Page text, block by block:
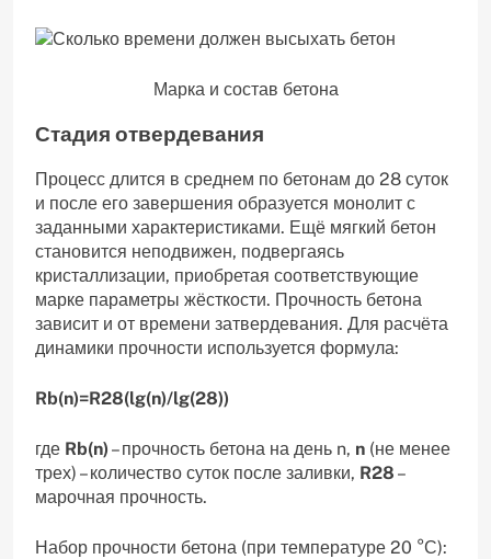
Марка и состав бетона
Стадия отвердевания
Процесс длится в среднем по бетонам до 28 суток
и после его завершения образуется монолит с
заданными характеристиками. Ещё мягкий бетон
становится неподвижен, подвергаясь
кристаллизации, приобретая соответствующие
марке параметры жёсткости. Прочность бетона
зависит и от времени затвердевания. Для расчёта
динамики прочности используется формула:
Rb(n)=R28(lg(n)/lg(28))
где Rb(n) – прочность бетона на день n, n (не менее
трех) – количество суток после заливки, R28 –
марочная прочность.
Набор прочности бетона (при температуре 20 °С):